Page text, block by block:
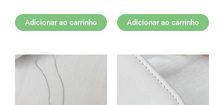
Adicionar ao carrinho Adicionar ao carrinho